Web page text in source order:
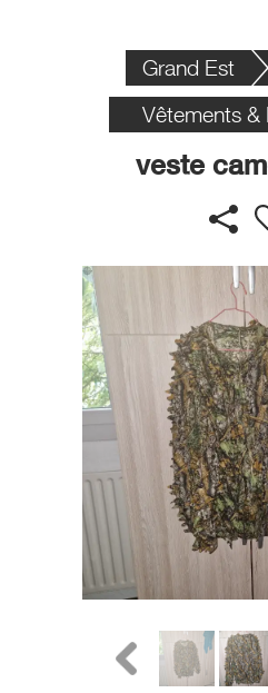
Grand Est
Vêtements
veste